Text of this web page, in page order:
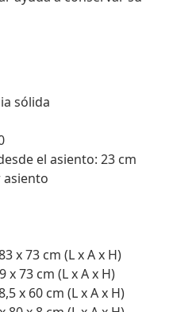
sólida
el asiento: 23 cm
asiento
x 73 cm (L x A x H)
x 73 cm (L x A x H)
x 60 cm (L x A x H)